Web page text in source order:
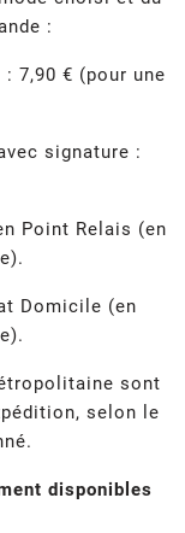
:
7,90 € (pour une
signature :
Point Relais (en
Domicile (en
sont
selon le
disponibles